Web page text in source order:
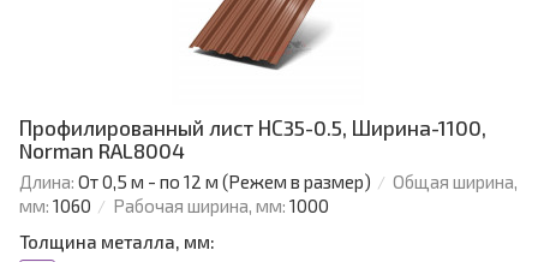
Профилированный лист НС35-0.5, Ширина-1100,
Norman RAL8004
Длина: От 0,5 м - по 12 м (Режем в размер)
Общая ширина,
мм: 1060 Рабочая ширина, мм: 1000
Толщина металла, мм: